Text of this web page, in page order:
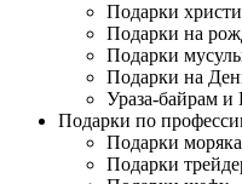
Подарки
Подарки на
Подарки
Подарки на
Ураза-байрам и
Подарки по
Подарки
Подарки